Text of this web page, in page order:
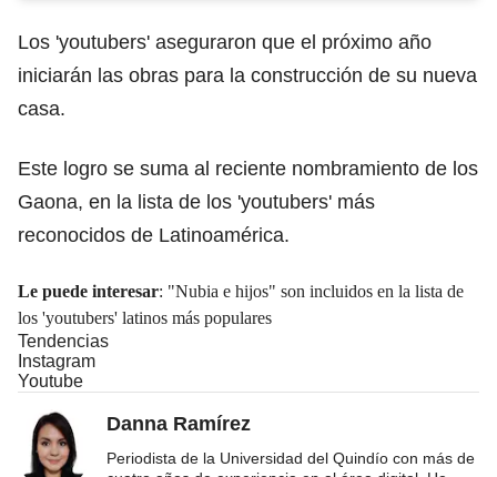
Los 'youtubers' aseguraron que el próximo año
iniciarán las obras para la construcción de su nueva
casa.
Este logro se suma al reciente nombramiento de los
Gaona, en la lista de los 'youtubers' más
reconocidos de Latinoamérica.
Le puede interesar: "Nubia e hijos" son incluidos en la lista de
los 'youtubers' latinos más populares
Tendencias
Instagram
Youtube
Danna Ramírez
Periodista de la Universidad del Quindío con más de